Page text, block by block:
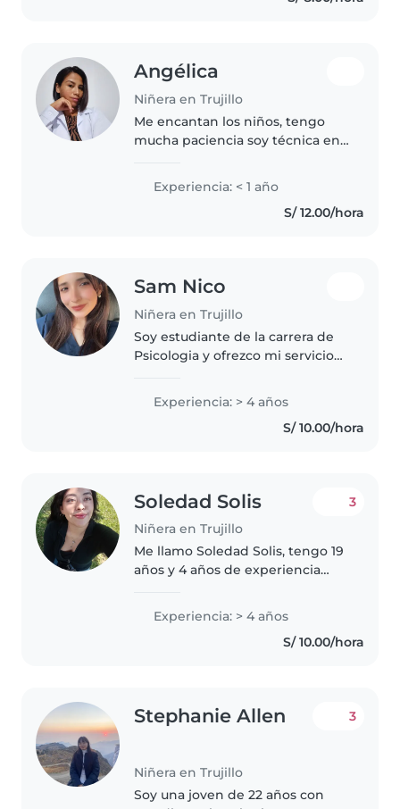
Angélica
Niñera en Trujillo
Me encantan los niños, tengo
mucha paciencia soy técnica en
Experiencia: < 1 año
S/ 12.00/hora
Sam Nico
Niñera en Trujillo
Soy estudiante de la carrera de
Psicologia y ofrezco mi servicio
en el cuidado de niños dentro
Experiencia: > 4 años
S/ 10.00/hora
Soledad Solis
Niñera en Trujillo
3
Me llamo Soledad Solis, tengo 19
años y 4 años de experiencia
de preescolar (3-5 años), bebés y
niños de 2 años. Soy
responsable, amable y empática,
Experiencia: > 4 años
S/ 10.00/hora
Stephanie Allen
Niñera en Trujillo
3
Soy una joven de 22 años con